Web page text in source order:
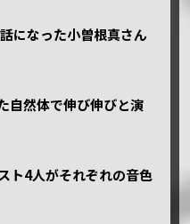
になった小曽根真さん
自然体で伸び伸びと演
ト4人がそれぞれの音色